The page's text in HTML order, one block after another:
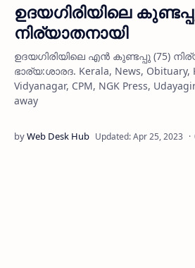
ഉദയഗിരിയിലെ
നിര്യാതനായി
ഉദയഗിരിയിലെ എന്‍ കുണ്ടപ്പു (75)
ഭാര്യ:ശാരദ. Kerala, News, Obituary,
Vidyanagar, CPM, NGK Press,
away